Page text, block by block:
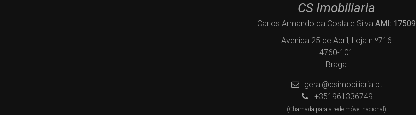
CS Imobiliaria
Carlos Armando da Costa e Silva AMI: 17509
Avenida 25 de Abril, Loja n º716
4760-101
Braga
geral@csimobiliaria.pt
+351961336749
(Chamada para a rede móvel nacional)